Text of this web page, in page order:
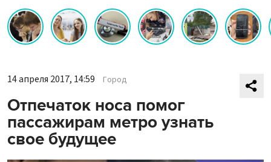
14 апреля 2017, 14:59 Город
Отпечаток носа помог
пассажирам метро узнать
свое будущее